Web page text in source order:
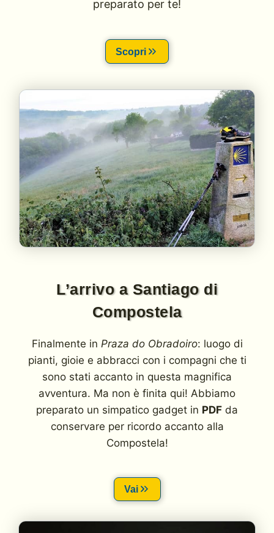
preparato per te!
Scopri
L’arrivo a Santiago di
Compostela
Finalmente in Praza do Obradoiro: luogo di
pianti, gioie e abbracci con i compagni che ti
sono stati accanto in questa magnifica
avventura. Ma non è finita qui! Abbiamo
preparato un simpatico gadget in PDF da
conservare per ricordo accanto alla
Compostela!
Vai